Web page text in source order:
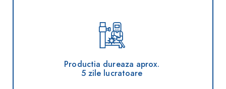
Productia dureaza aprox.
5 zile lucratoare